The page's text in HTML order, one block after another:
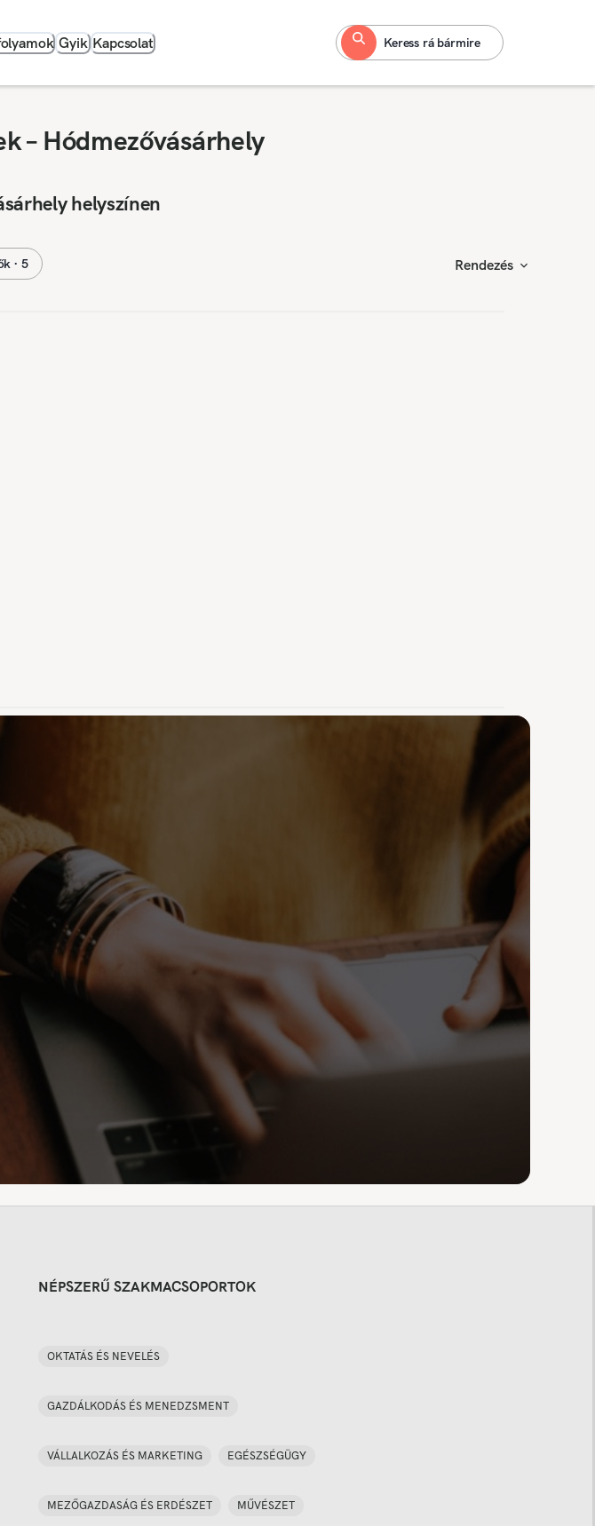
Gyik Kapcsolat Keress rá bármire
– Hódmezővásárhely
helyszínen
∙ 5 Rendezés
NÉPSZERŰ SZAKMACSOPORTOK
OKTATÁS ÉS NEVELÉS
GAZDÁLKODÁS ÉS MENEDZSMENT
VÁLLALKOZÁS ÉS MARKETING EGÉSZSÉGÜGY
MEZŐGAZDASÁG ÉS ERDÉSZET MŰVÉSZET